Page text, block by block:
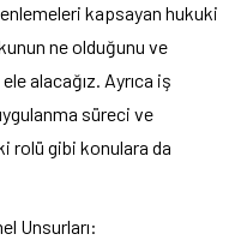
kapsayan hukuki
ne olduğunu ve
alacağız. Ayrıca iş
süreci ve
rolü gibi konulara da
Unsurları: